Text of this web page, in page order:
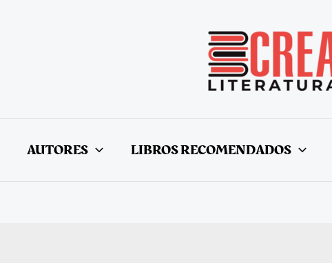
AUTORES LIBROS RECOMENDADOS